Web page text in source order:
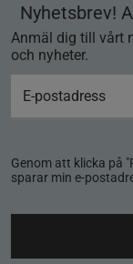
Nyhetsbrev!
Anmäl dig till vårt
och nyheter.
Genom att klicka på
sparar min e-